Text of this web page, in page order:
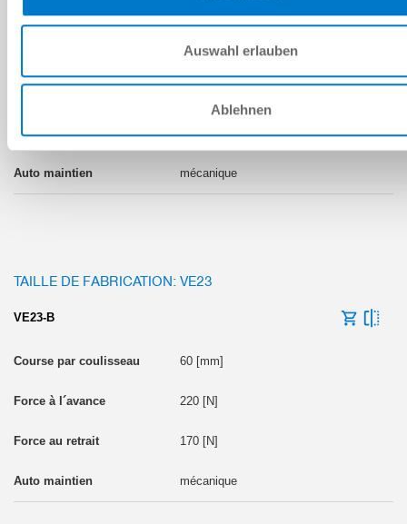
Auswahl erlauben
Ablehnen
30 [mm]
170 [N]
mécanique
TAILLE DE FABRICATION: VE23
VE23-B
60 [mm]
220 [N]
170 [N]
mécanique